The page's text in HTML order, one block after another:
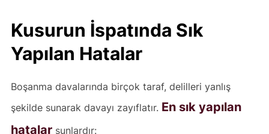
Kusurun İspatında Sık
Yapılan Hatalar
Boşanma davalarında birçok taraf, delilleri yanlış
şekilde sunarak davayı zayıflatır. En sık yapılan
hatalarşunlardır: